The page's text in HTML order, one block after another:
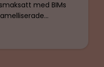
med BIMs